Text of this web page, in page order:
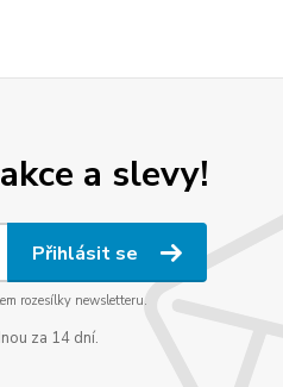
a slevy!
Přihlásit se
rozesílky newsletteru.
za 14 dní.